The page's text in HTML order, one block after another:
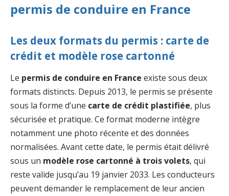
permis de conduire en France
Les deux formats du permis : carte de
crédit et modèle rose cartonné
Le permis de conduire en France existe sous deux
formats distincts. Depuis 2013, le permis se présente
sous la forme d’une carte de crédit plastifiée, plus
sécurisée et pratique. Ce format moderne intègre
notamment une photo récente et des données
normalisées. Avant cette date, le permis était délivré
sous un modèle rose cartonné à trois volets, qui
reste valide jusqu’au 19 janvier 2033. Les conducteurs
peuvent demander le remplacement de leur ancien